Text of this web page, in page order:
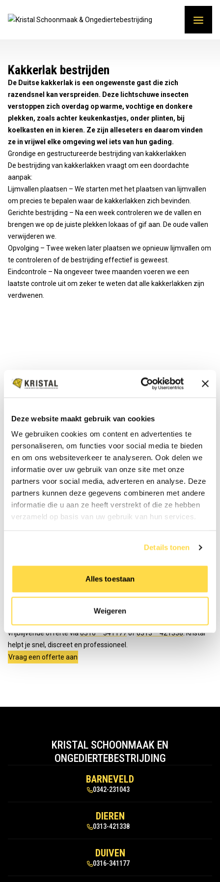
Deze website maakt gebruik van cookies
We gebruiken cookies om content en advertenties te
personaliseren, om functies voor social media te bieden
en om ons websiteverkeer te analyseren. Ook delen we
informatie over uw gebruik van onze site met onze
partners voor social media, adverteren en analyse. Deze
partners kunnen deze gegevens combineren met andere
informatie die u aan ze heeft verstrekt of die ze hebben
verzameld op basis van uw gebruik van hun services.
Details tonen
Alles toestaan
Weigeren
Kakkerlak bestrijden
De Duitse kakkerlak is een ongewenste gast die zich
razendsnel kan verspreiden. Deze lichtschuwe insecten
verstoppen zich overdag op warme, vochtige en donkere
plekken, zoals achter keukenkastjes, onder plinten, bij
koelkasten en in kieren. Ze zijn alleseters en daarom vinden
ze in vrijwel elke omgeving wel iets van hun gading.
Grondige en gestructureerde bestrijding van kakkerlakken
De bestrijding van kakkerlakken vraagt om een doordachte
aanpak:
Lijmvallen plaatsen – We starten met het plaatsen van lijmvallen
om precies te bepalen waar de kakkerlakken zich bevinden.
Gerichte bestrijding – Na een week controleren we de vallen en
brengen we op de juiste plekken lokaas of gif aan. De oude vallen
verwijderen we.
Opvolging – Twee weken later plaatsen we opnieuw lijmvallen om
te controleren of de bestrijding effectief is geweest.
Eindcontrole – Na ongeveer twee maanden voeren we een
laatste controle uit om zeker te weten dat alle kakkerlakken zijn
verdwenen.
bacteriën, schimmels en ziektekiemen verspreiden en zo
Last van kakkerlakken?
Wacht niet te lang. Hoe sneller je actie onderneemt, hoe beter we
vrijblijvende offerte via0316 – 341177of0313 – 421338. Kristal
helpt je snel, discreet en professioneel.
Vraag een offerte aan
KRISTAL SCHOONMAAK EN
ONGEDIERTEBESTRIJDING
BARNEVELD
0342-231043
DIEREN
0313-421338
DUIVEN
0316-341177